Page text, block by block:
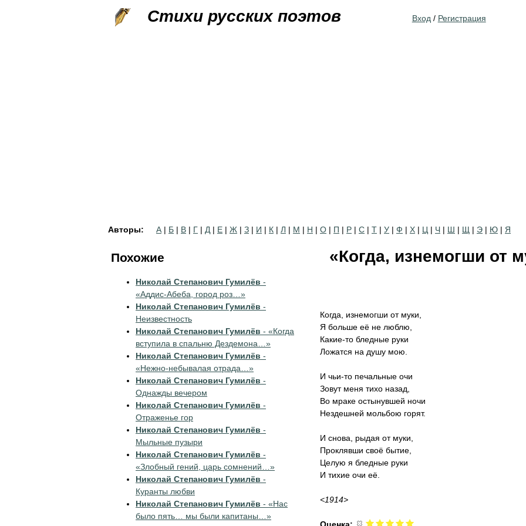
Стихи русских поэтов Вход / Регистрация
Авторы: А | Б | В | Г | Д | Е | Ж | З | И | К | Л | М | Н | О | П | Р | С | Т | У | Ф | Х | Ц | Ч | Ш | Щ | Э | Ю | Я
«Когда, изнемогши от
Когда, изнемогши от муки,
Я больше её не люблю,
Какие-то бледные руки
Ложатся на душу мою.
И чьи-то печальные очи
Зовут меня тихо назад,
Во мраке остынувшей ночи
Нездешней мольбою горят.
И снова, рыдая от муки,
Проклявши своё бытие,
Целую я бледные руки
И тихие очи её.
<1914>
Похожие
Николай Степанович Гумилёв -
«Аддис-Абеба, город роз…»
Николай Степанович Гумилёв -
Неизвестность
Николай Степанович Гумилёв - «Когда
вступила в спальню Дездемона…»
Николай Степанович Гумилёв -
«Нежно-небывалая отрада…»
Николай Степанович Гумилёв -
Однажды вечером
Николай Степанович Гумилёв -
Отраженье гор
Николай Степанович Гумилёв -
Мыльные пузыри
Николай Степанович Гумилёв -
«Злобный гений, царь сомнений…»
Николай Степанович Гумилёв -
Куранты любви
Николай Степанович Гумилёв - «Нас
было пять… мы были капитаны…»